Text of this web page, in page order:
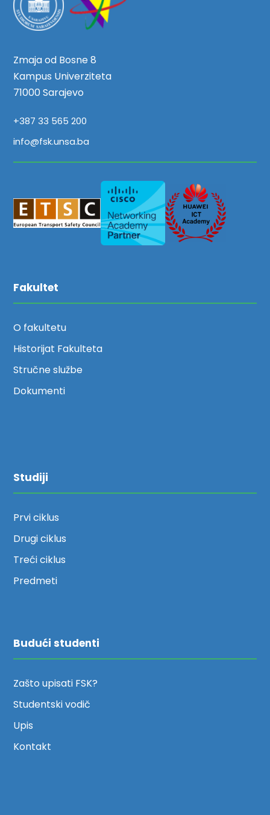
Zmaja od Bosne 8
Kampus Univerziteta
71000 Sarajevo
+387 33 565 200
info@fsk.unsa.ba
Fakultet
O fakultetu
Historijat Fakulteta
Stručne službe
Dokumenti
Studiji
Prvi ciklus
Drugi ciklus
Treći ciklus
Predmeti
Budući studenti
Zašto upisati FSK?
Studentski vodič
Upis
Kontakt